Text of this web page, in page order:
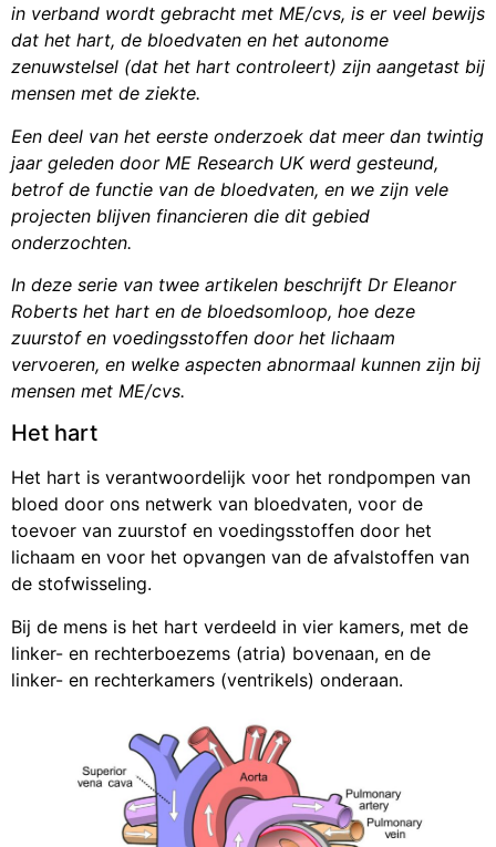
in verband wordt gebracht met ME/cvs, is er veel bewijs
dat het hart, de bloedvaten en het autonome
zenuwstelsel (dat het hart controleert) zijn aangetast bij
mensen met de ziekte.
Een deel van het eerste onderzoek dat meer dan twintig
jaar geleden door ME Research UK werd gesteund,
betrof de functie van de bloedvaten, en we zijn vele
projecten blijven financieren die dit gebied
onderzochten.
In deze serie van twee artikelen beschrijft Dr Eleanor
Roberts het hart en de bloedsomloop, hoe deze
zuurstof en voedingsstoffen door het lichaam
vervoeren, en welke aspecten abnormaal kunnen zijn bij
mensen met ME/cvs.
Het hart
Het hart is verantwoordelijk voor het rondpompen van
bloed door ons netwerk van bloedvaten, voor de
toevoer van zuurstof en voedingsstoffen door het
lichaam en voor het opvangen van de afvalstoffen van
de stofwisseling.
Bij de mens is het hart verdeeld in vier kamers, met de
linker- en rechterboezems (atria) bovenaan, en de
linker- en rechterkamers (ventrikels) onderaan.